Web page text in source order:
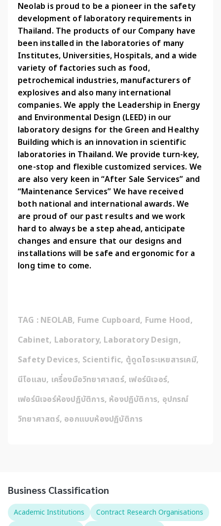
Neolab is proud to be a pioneer in the safety
development of laboratory requirements in
Thailand. The products of our Company have
been installed in the laboratories of many
Institutes, Universities, Hospitals, and a wide
variety of factories such as food,
petrochemical industries, manufacturers of
explosives and also many international
companies. We apply the Leadership in Energy
and Environmental Design (LEED) in our
laboratory designs for the Green and Healthy
Building which is an innovation in scientific
laboratories in Thailand. We provide turn-key,
one-stop and flexible customized services. We
are also very keen in “After Sale Services” and
“Maintenance Services” We have received
both national and international awards. We
are proud of our past results and we work
hard to always be a step ahead, anticipate
changes and ensure that our designs and
installations will be safe and ergonomic for a
long time to come.
TAG : NEOLAB, Fume Cupboard, Fume Hood,
Cabinet, Laboratory, Laboratory Design,
Safety Devices, Scientific, ตู้ดูดไอระเหยสารเคมี,
นีโอแลบ, เครื่องมือวิทยาศาสตร์, เฟอร์นิเจอร์,
เฟอร์นิเจอร์ห้องปฏิบัติการ, ห้องปฏิบัติการ, อุปกรณ์
วิทยาศาสตร์, ออกแบบห้องปฏิบัติการ
Business Classification
Academic Institutions
Contract Research Organisations